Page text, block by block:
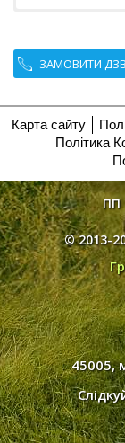
ЗАМОВИТИ
Карта сайту
Політика
ПП
© 2013-
45005,